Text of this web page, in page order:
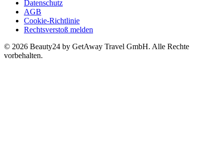
Datenschutz
AGB
Cookie-Richtlinie
Rechtsverstoß melden
© 2026 Beauty24 by GetAway Travel GmbH. Alle Rechte
vorbehalten.